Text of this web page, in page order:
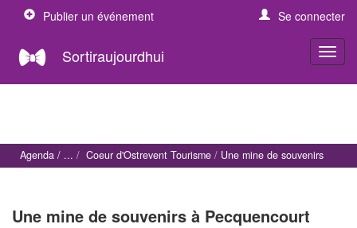
Publier un événement Se connecter
Sortiraujourdhui
Agenda Coeur d'Ostrevent Tourisme Une mine de souvenirs
Une mine de souvenirs à Pecquencourt